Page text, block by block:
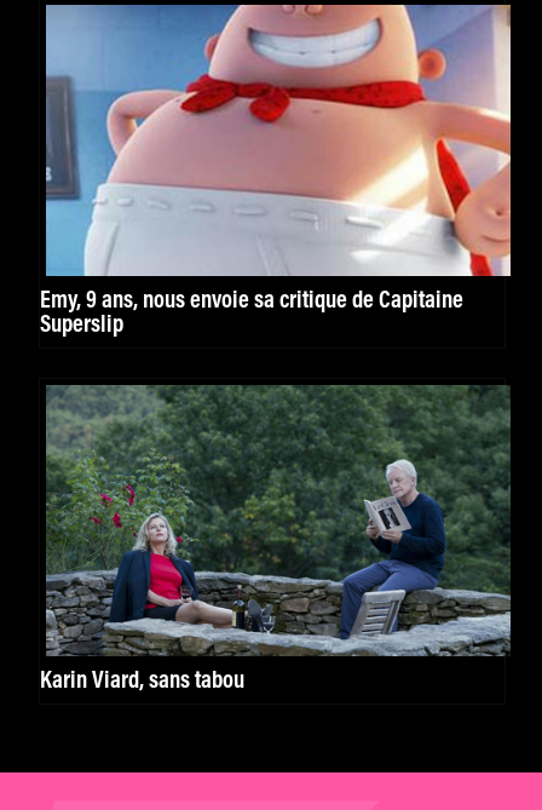
Emy, 9 ans, nous envoie sa critique de Capitaine
Superslip
Karin Viard, sans tabou